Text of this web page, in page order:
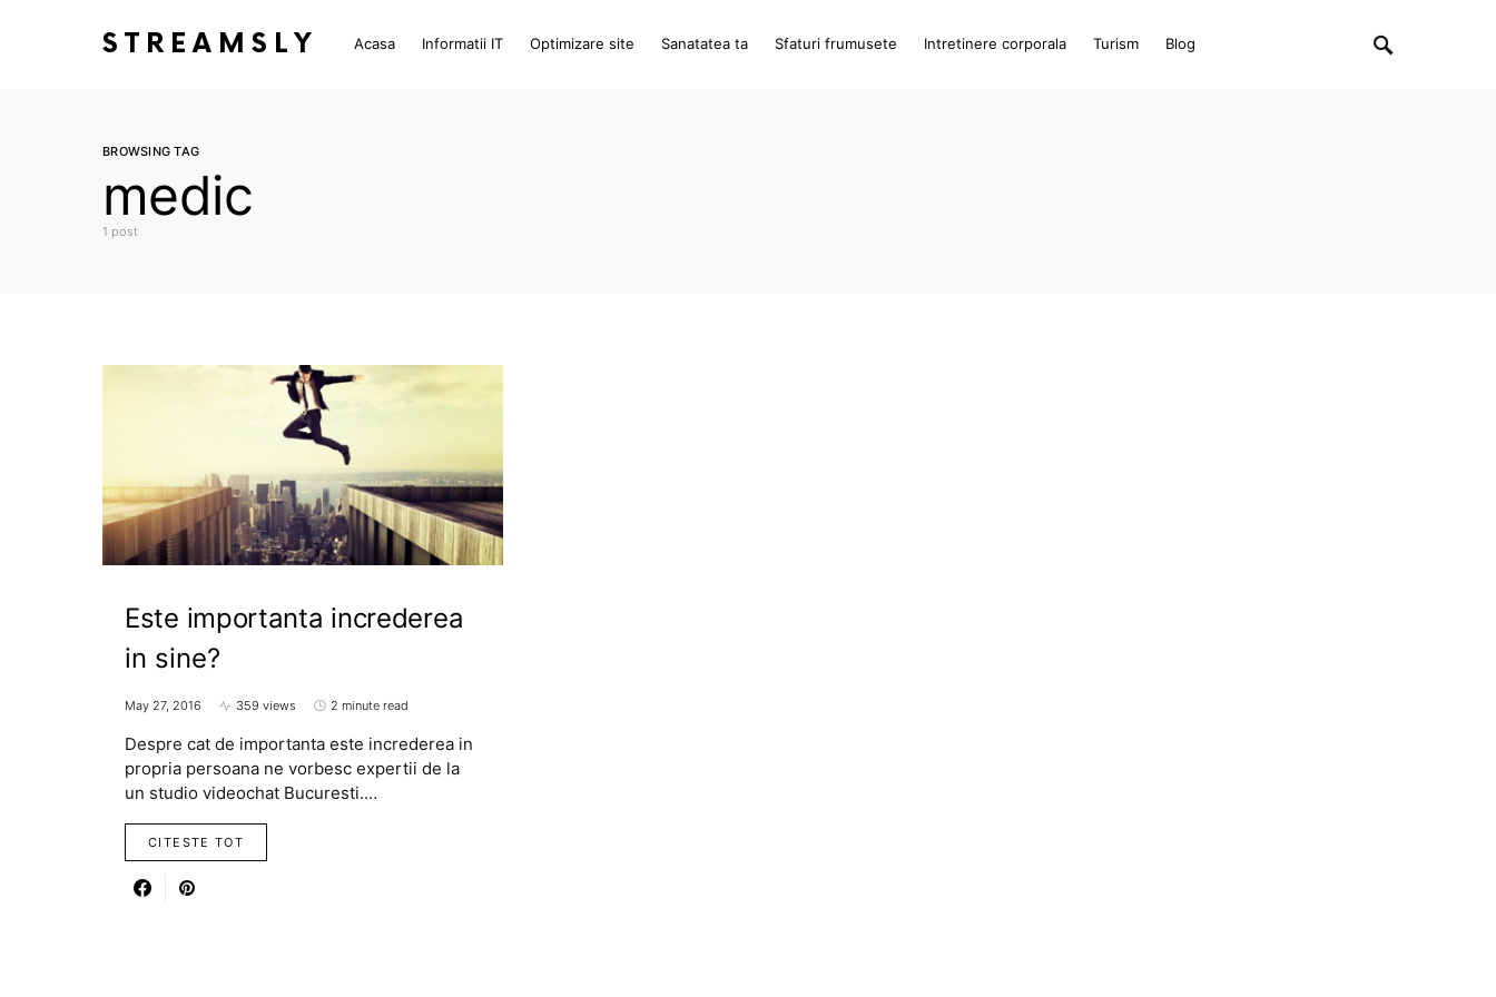
STREAMSLY Acasa Informatii IT Optimizare site Sanatatea ta Sfaturi frumusete Intretinere corporala Turism Blog
BROWSING TAG
medic
1 post
Este importanta increderea
in sine?
May 27, 2016 359 views 2 minute read
Despre cat de importanta este increderea in
propria persoana ne vorbesc expertii de la
un studio videochat Bucuresti.…
CITESTE TOT